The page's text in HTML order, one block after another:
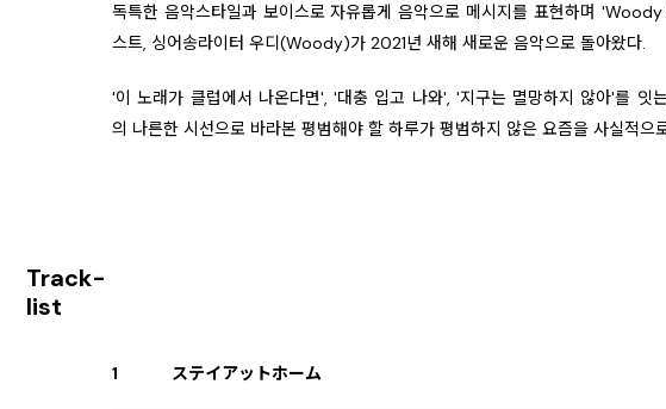
독특한 음악스타일과 보이스로 자유롭게 음악으로 메시지를 표현하며
스트, 싱어송라이터 우디(Woody)가 2021년 새해 새로운 음악으로 돌아왔다.
'이 노래가 클럽에서 나온다면', '대충 입고 나와', '지구는 멸망하지 않아'를 잇
의 나른한 시선으로 바라본 평범해야 할 하루가 평범하지 않은 요즘을 사실적으
Track-
list
1 ステイアットホーム